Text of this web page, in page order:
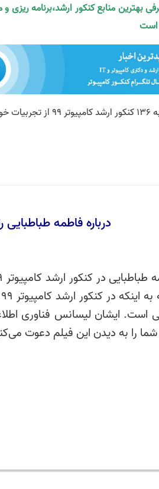
بهترین منابع کنکور ارشد،برنامه
است
درباره فاطمه طباطبایی رتبه 136 کنکور ارشد
است. ایشان لیسانس فناوری
شما را به دیدن این فیلم دعوت